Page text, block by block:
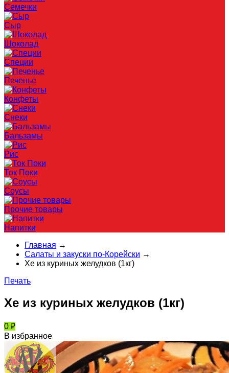
Семечки
Сыр
Шоколад
Специи
Печенье
Конфеты
Снеки
Бальзамы
Рис
Ток Поки
Соусы
Прочие товары
Напитки
Главная →
Салаты и закуски по-Корейски →
Хе из куриных желудков (1кг)
Печать
Хе из куриных желудков (1кг)
0 ₽
В избранное